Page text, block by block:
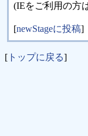
(IEをご利用の方
[newStageに投稿]
[ トップに戻る]